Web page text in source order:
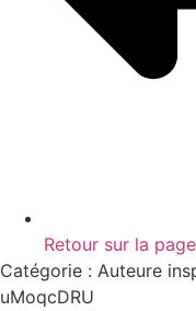
Retour sur la
Catégorie : Auteure
uMoqcDRU